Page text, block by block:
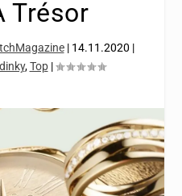
Trésor
| 14.11.2020 |
,Top|